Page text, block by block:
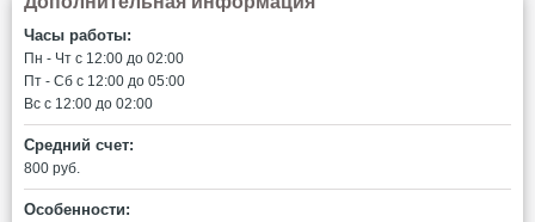
Часы работы:
Пн - Чт c 12:00 до 02:00
Пт - Сб c 12:00 до 05:00
Вс c 12:00 до 02:00
Средний счет:
800 руб.
Особенности: